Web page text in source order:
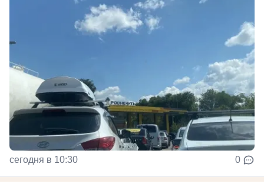
сегодня в 10:30 0